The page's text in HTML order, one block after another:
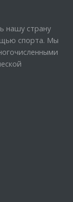
нашу страну
спорта. Мы